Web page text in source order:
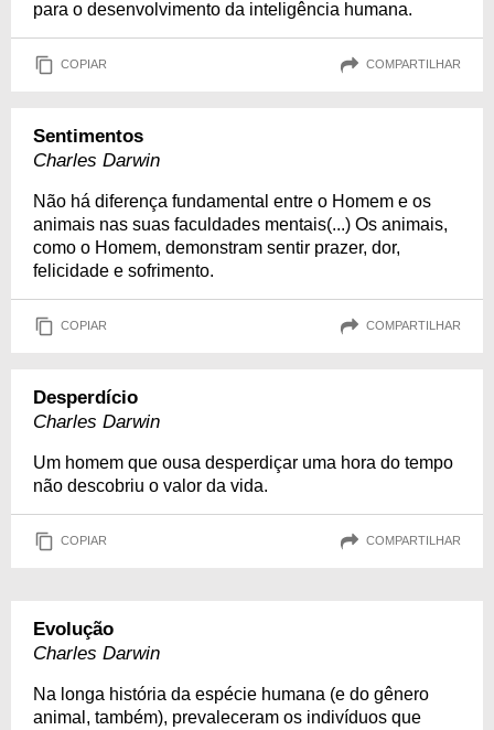
para o desenvolvimento da inteligência humana.
COPIAR COMPARTILHAR
Sentimentos
Charles Darwin
Não há diferença fundamental entre o Homem e os
animais nas suas faculdades mentais(...) Os animais,
como o Homem, demonstram sentir prazer, dor,
felicidade e sofrimento.
COPIAR COMPARTILHAR
Desperdício
Charles Darwin
Um homem que ousa desperdiçar uma hora do tempo
não descobriu o valor da vida.
COPIAR COMPARTILHAR
Evolução
Charles Darwin
Na longa história da espécie humana (e do gênero
animal, também), prevaleceram os indivíduos que